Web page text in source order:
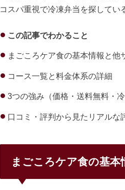
コスパ重視で冷凍弁当を探してい
この記事でわかること
まごころケア食の基本情報と他
コース一覧と料金体系の詳細
3つの強み（価格・送料無料・冷
口コミ・評判から見たリアルな
まごころケア食の基本